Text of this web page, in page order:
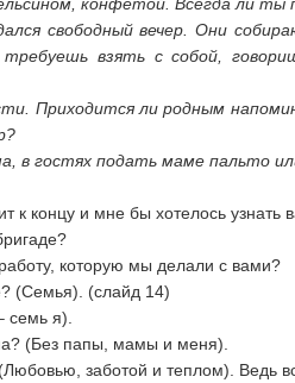
свободный вечер. Они
требуешь взять с собой,
Приходится ли родным
в гостях подать маме пальто
к концу и мне бы хотелось
которую мы делали с вами?
(Семья). (слайд 14)
семь я).
(Без папы, мамы и меня).
заботой и теплом). Ведь